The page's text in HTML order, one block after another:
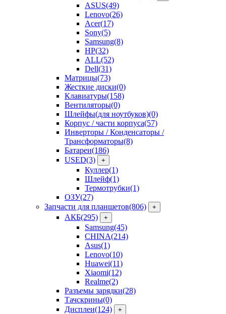
ASUS(49)
Lenovo(26)
Acer(17)
Sony(5)
Samsung(8)
HP(32)
ALL(52)
Dell(31)
Матрицы(73)
Жесткие диски(0)
Клавиатуры(158)
Вентиляторы(0)
Шлейфы(для ноутбуков)(0)
Корпус / части корпуса(57)
Инверторы / Конденсаторы /
Трансформаторы(8)
Батареи(186)
USED(3) +
Куллер(1)
Шлейф(1)
Термотрубки(1)
ОЗУ(27)
Запчасти для планшетов(806) +
АКБ(295) +
Samsung(45)
CHINA(214)
Asus(1)
Lenovo(10)
Huawei(11)
Xiaomi(12)
Realme(2)
Разъемы зарядки(28)
Тачскрины(0)
Дисплеи(124) +